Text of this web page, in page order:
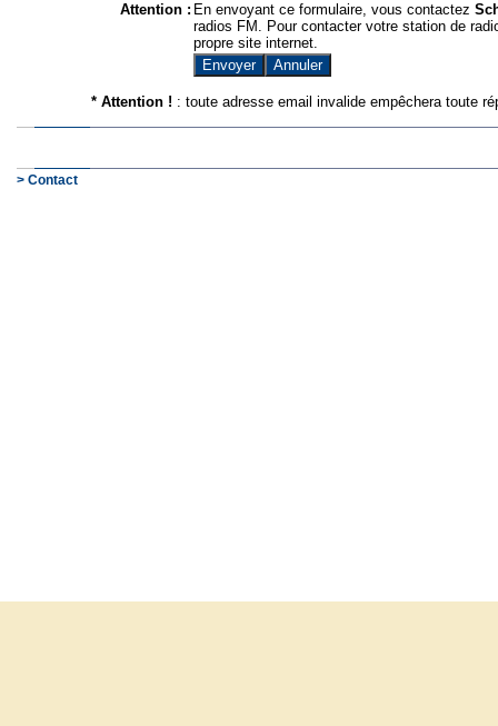
Attention : En envoyant ce formulaire, vous contactez
radios FM. Pour contacter votre station de
propre site internet.
* Attention ! : toute adresse email invalide empêchera toute
> Contact